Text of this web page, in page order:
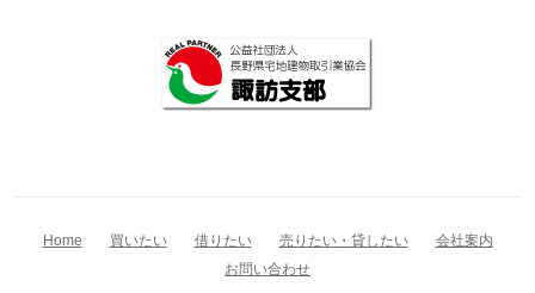
Home 買いたい 借りたい 売りたい・貸したい
会社案内
お問い合わせ